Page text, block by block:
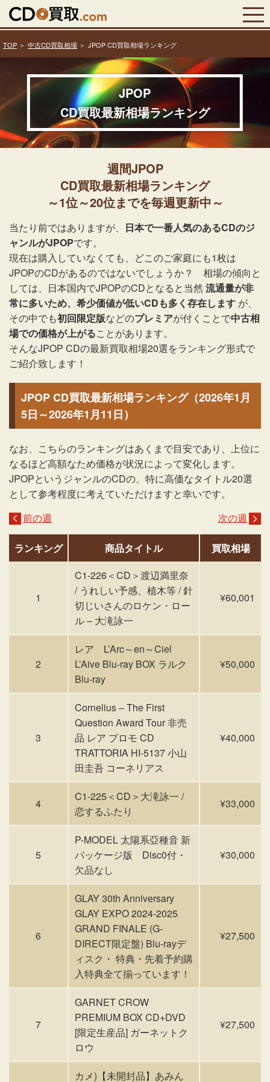
TOP 中古CD買取相場 JPOP CD買取相場ランキング
JPOP
CD買取最新相場ランキング
週間JPOP
CD買取最新相場ランキング
～1位～20位までを毎週更新中～
当たり前ではありますが、 日本で一番人気のあるCDのジ
ャンルがJPOPです。
現在は購入していなくても、どこのご家庭にも1枚は
JPOPのCDがあるのではないでしょうか？ 相場の傾向と
しては、日本国内でJPOPのCDとなると当然 流通量が非
常に多いため、希少価値が低いCDも多く存在します が、
その中でも初回限定版などのプレミアが付くことで中古相
場での価格が上がることがあります。
そんなJPOP CDの最新買取相場20選をランキング形式で
ご紹介致します！
JPOP CD買取最新相場ランキング（2026年1月
5日～2026年1月11日）
なお、こちらのランキングはあくまで目安であり、上位に
なるほど高額なため価格が状況によって変化します。
JPOPというジャンルのCDの、特に高価なタイトル20選
として参考程度に考えていただけますと幸いです。
前の週
次の週
ランキング 商品タイトル 買取相場
1
C1-226＜CD＞渡辺満里奈
/ うれしい予感、植木等 / 針
切じいさんのロケン・ロー
ル – 大滝詠一
¥60,001
2
レア L’Arc～en～Ciel
L’Aive Blu-ray BOX ラルク
Blu-ray
¥50,000
3
Cornelius – The First
Question Award Tour 非売
品 レア プロモ CD
TRATTORIA HI-5137 小山
田圭吾 コーネリアス
¥40,000
4
C1-225＜CD＞大滝詠一 /
恋するふたり
¥33,000
5
P-MODEL 太陽系亞種音 新
パッケージ版 Disc0付・
欠品なし
¥30,000
6
GLAY 30th Anniversary
GLAY EXPO 2024-2025
GRAND FINALE (G-
DIRECT限定盤) Blu-rayデ
ィスク・ 特典・先着予約購
入特典全て揃っています！
¥27,500
7
GARNET CROW
PREMIUM BOX CD+DVD
[限定生産品] ガーネットク
ロウ
¥27,500
カメ)【未開封品】あみん